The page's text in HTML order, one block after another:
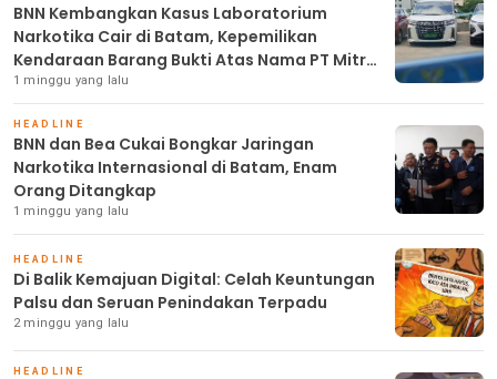
BNN Kembangkan Kasus Laboratorium
Narkotika Cair di Batam, Kepemilikan
Kendaraan Barang Bukti Atas Nama PT Mitra
Usaha Properti
1 minggu yang lalu
HEADLINE
BNN dan Bea Cukai Bongkar Jaringan
Narkotika Internasional di Batam, Enam
Orang Ditangkap
1 minggu yang lalu
HEADLINE
Di Balik Kemajuan Digital: Celah Keuntungan
Palsu dan Seruan Penindakan Terpadu
2 minggu yang lalu
HEADLINE